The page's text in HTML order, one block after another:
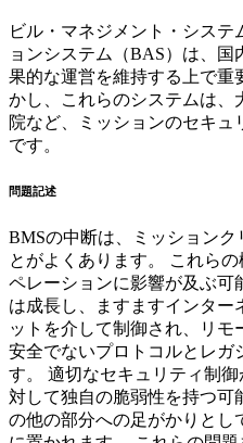
ビル・マネジメント・シス
ョンシステム（BAS）は、
果的な運営を維持する上で重
かし、これらのシステムは、
院など、ミッションのセキ
です。
問題記述
BMSの中断は、ミッションク
とがよくあります。 これら
ペレーションに影響が及ぶ可
は成長し、ますますインター
ットを介して制御され、リモ
安全でないプロトコルとレガ
す。 適切なセキュリティ制
対して独自の脆弱性を持つ可
の他の部分への足がかりとし